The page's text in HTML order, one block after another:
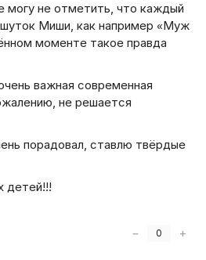
могу не отметить, что каждый
Миши, как например «Муж
моменте такое правда
важная современная
не решается
порадовал, ставлю твёрдые
детей!!!
− 0 +